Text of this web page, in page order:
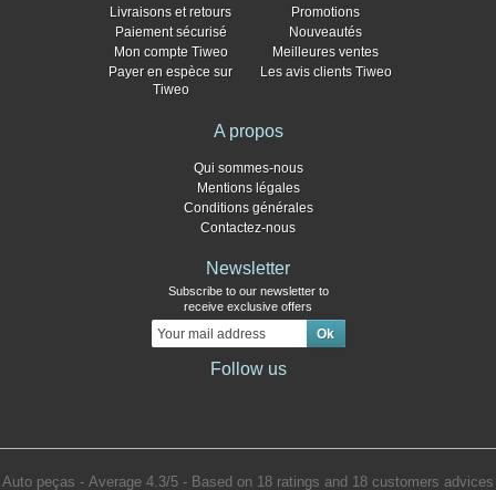
Livraisons et retours
Paiement sécurisé
Mon compte Tiweo
Payer en espèce sur
Tiweo
Promotions
Nouveautés
Meilleures ventes
Les avis clients Tiweo
A propos
Qui sommes-nous
Mentions légales
Conditions générales
Contactez-nous
Newsletter
Subscribe to our newsletter to
receive exclusive offers
Follow us
Auto peças - Average 4.3/5 - Based on 18 ratings and 18 customers advices